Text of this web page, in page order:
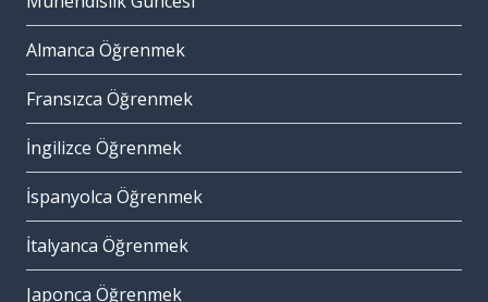
Almanca Öğrenmek
Fransızca Öğrenmek
İngilizce Öğrenmek
İspanyolca Öğrenmek
İtalyanca Öğrenmek
Japonca Öğrenmek